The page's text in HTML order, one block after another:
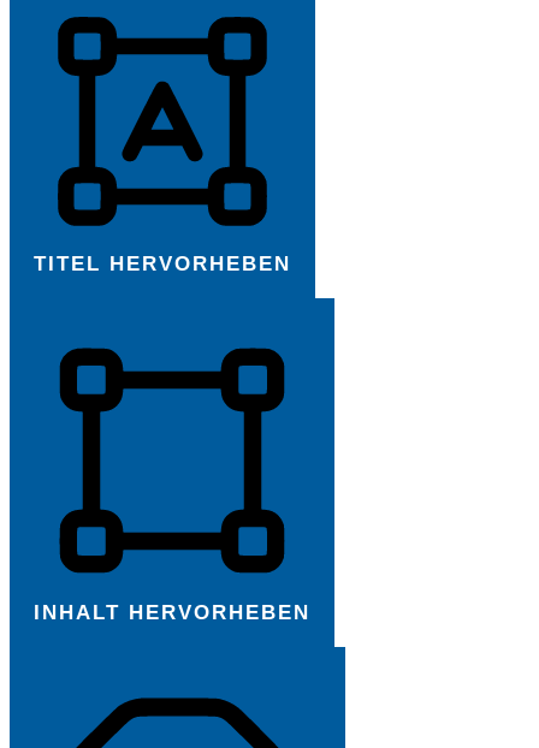
TITEL HERVORHEBEN
INHALT HERVORHEBEN